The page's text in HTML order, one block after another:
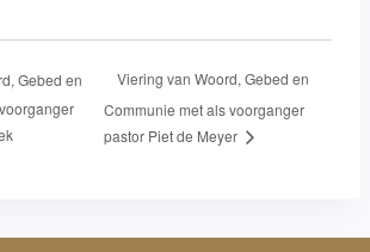
Gebed en
Viering van Woord, Gebed en
Communie met als voorganger
pastor Piet de Meyer